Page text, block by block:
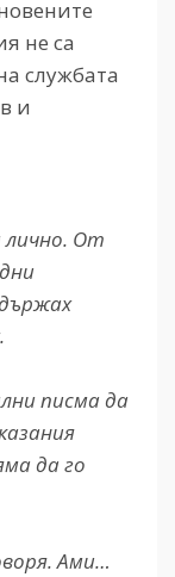
не са
службата
и
лично. От
писма да
да го
Ами…